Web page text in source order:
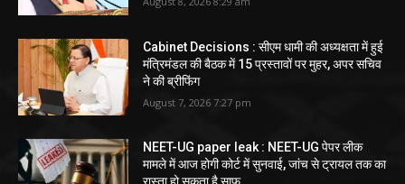
Cabinet Decisions : सीएम धामी की अध्यक्षता में हुई
मंत्रिमंडल की बैठक में 15 प्रस्तावों पर मुहर, अपर सचिव
ने की ब्रीफिंग
August 7, 2026 7:27 pm
NEET-UG paper leak : NEET-UG पेपर लीक
मामले में आज होगी कोर्ट में सुनवाई, जांच से ट्रायल तक का